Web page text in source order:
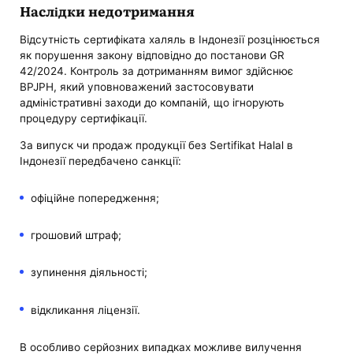
Наслідки недотримання
Відсутність сертифіката халяль в Індонезії розцінюється
як порушення закону відповідно до постанови GR
42/2024. Контроль за дотриманням вимог здійснює
BPJPH, який уповноважений застосовувати
адміністративні заходи до компаній, що ігнорують
процедуру сертифікації.
За випуск чи продаж продукції без Sertifikat Halal в
Індонезії передбачено санкції:
офіційне попередження;
грошовий штраф;
зупинення діяльності;
відкликання ліцензії.
В особливо серйозних випадках можливе вилучення